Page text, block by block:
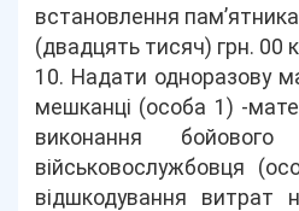
встановлення
(двадцять тисяч) грн. 00
10. Надати одноразову
мешканці (особа 1) -
виконання
військовослужбовця
відшкодування витрат